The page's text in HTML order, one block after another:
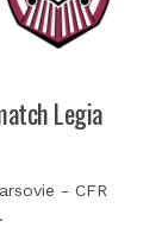
Legia
- CFR